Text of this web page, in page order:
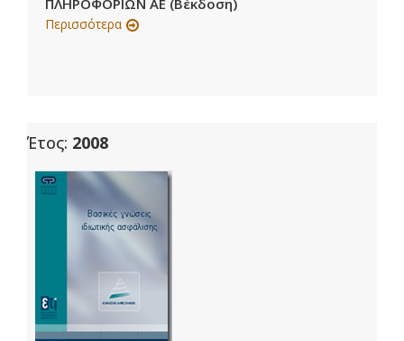
ΠΛΗΡΟΦΟΡΙΩΝ ΑΕ (B΄έκδοση)
Περισσότερα
Έτος: 2008